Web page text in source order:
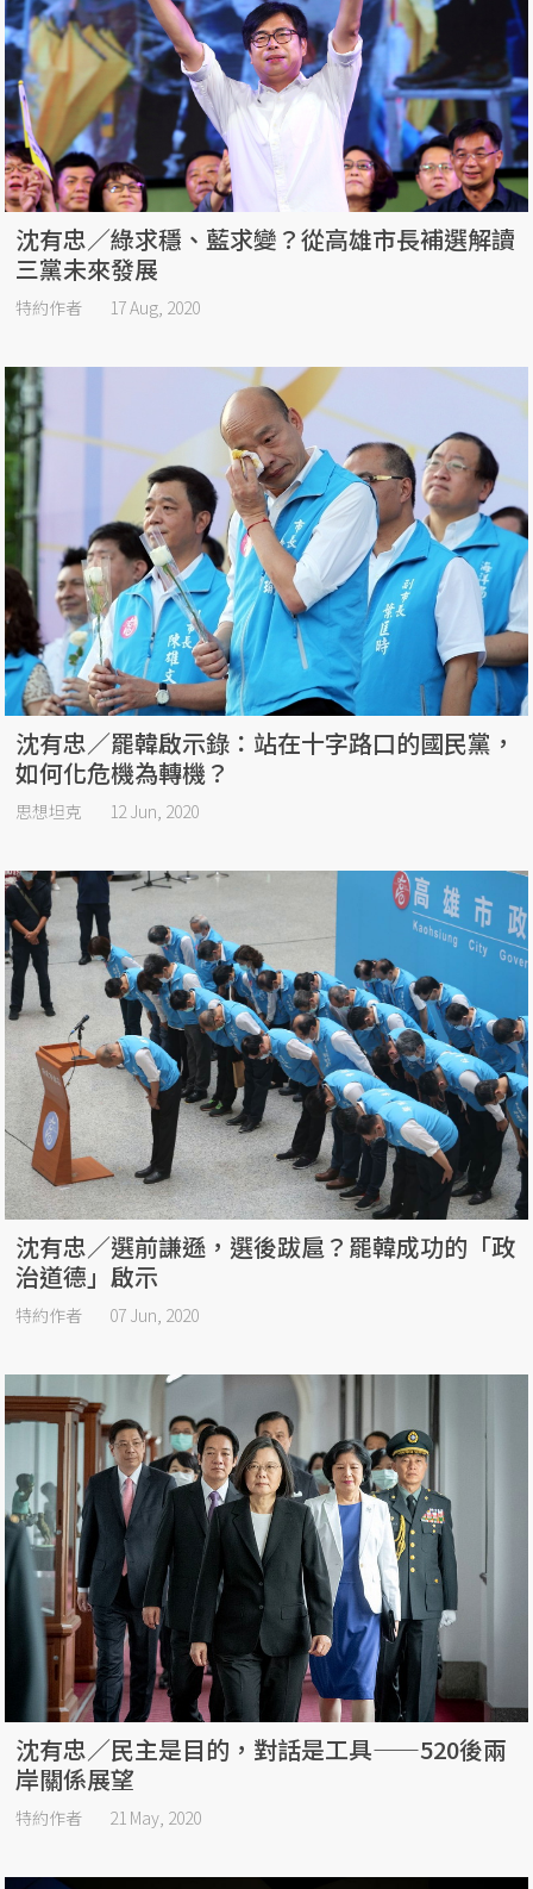
沈有忠／綠求穩、藍求變？從高雄市長補選解讀
三黨未來發展
特約作者 17 Aug, 2020
沈有忠／罷韓啟示錄：站在十字路口的國民黨，
如何化危機為轉機？
思想坦克 12 Jun, 2020
沈有忠／選前謙遜，選後跋扈？罷韓成功的「政
治道德」啟示
特約作者 07 Jun, 2020
沈有忠／民主是目的，對話是工具——520後兩
岸關係展望
特約作者 21 May, 2020